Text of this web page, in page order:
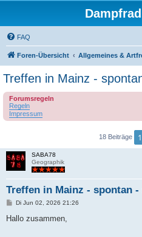
FAQ
Foren-Übersicht Allgemeines &
Treffen in Mainz -
Forumsregeln
Regeln
Impressum
18 Beiträge 1
SABA78
Geographik
Treffen in Mainz - spontan -
B
i
Di Jun 02, 2026 21:26
Hallo zusammen,